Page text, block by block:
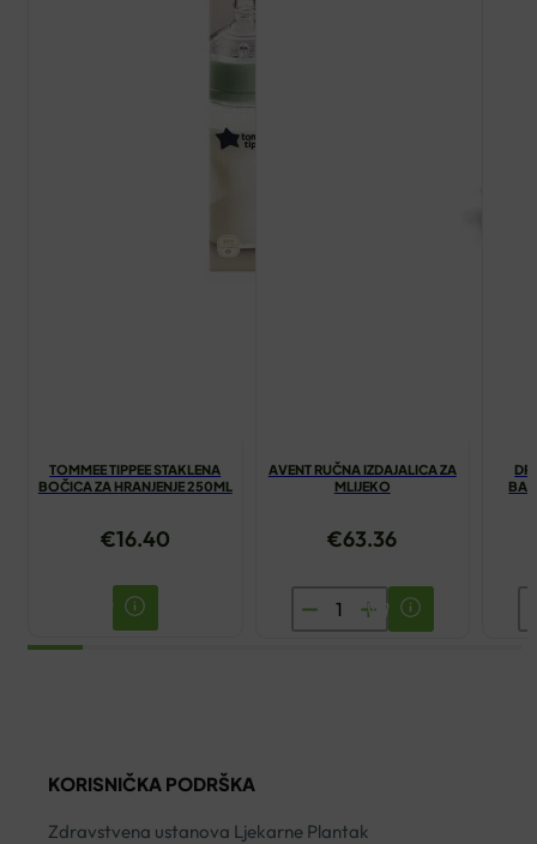
TOMMEE TIPPEE STAKLENA
BOČICA ZA HRANJENJE 250ML
€16.40
AVENT RUČNA IZDAJALICA ZA
MLIJEKO
€63.36
AVENT
RUČNA
KORISNIČKA PODRŠKA
Zdravstvena ustanova Ljekarne Plantak